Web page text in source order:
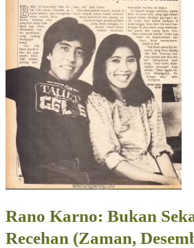
Rano Karno: Bukan
Recehan (Zaman,